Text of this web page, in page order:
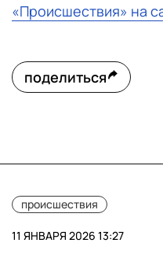
«Происшествия» на
поделиться
происшествия
11 ЯНВАРЯ 2026 13:27